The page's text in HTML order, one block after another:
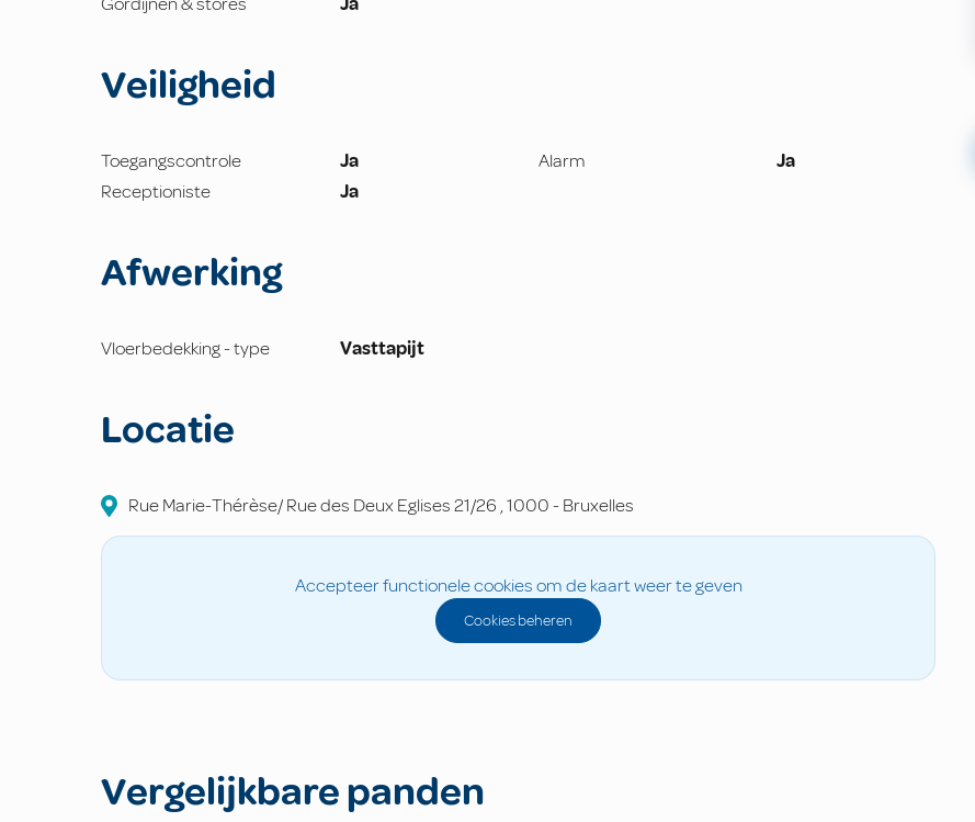
Veiligheid
Toegangscontrole Ja Alarm
Ja
Receptioniste
Ja
Afwerking
Vloerbedekking - type Vasttapijt
Locatie
Rue Marie-Thérèse/ Rue des Deux Eglises21/26 ,1000-Bruxelles
Accepteer functionele cookies om de kaart weer te geven
Cookies beheren
Vergelijkbare panden